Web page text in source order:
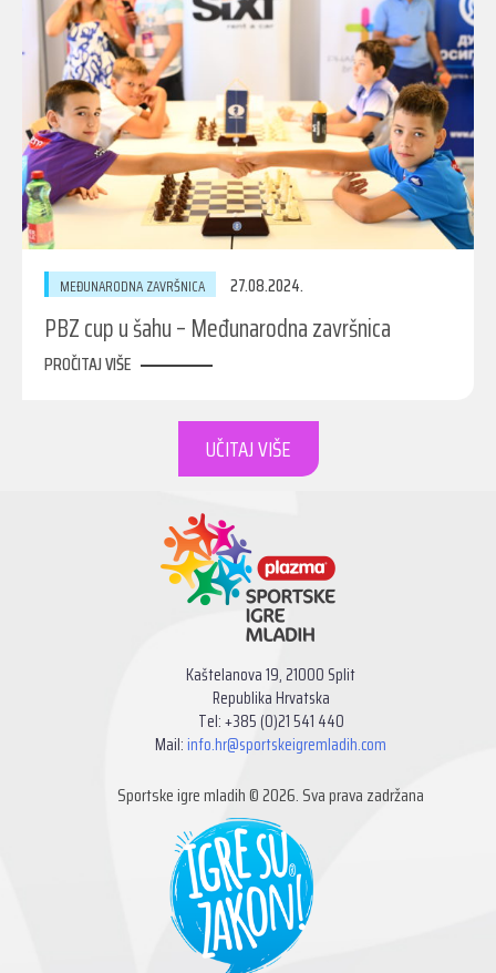
MEĐUNARODNA ZAVRŠNICA 27.08.2024.
PBZ cup u šahu – Međunarodna završnica
PROČITAJ VIŠE
UČITAJ VIŠE
Kaštelanova 19, 21000 Split
Republika Hrvatska
Tel: +385 (0)21 541 440
Mail: info.hr@sportskeigremladih.com
Sportske igre mladih © 2026. Sva prava zadržana